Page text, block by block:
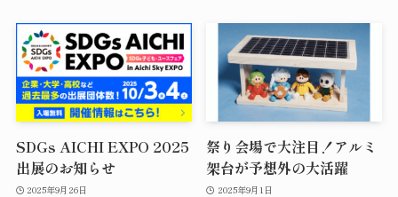
SDGs AICHI EXPO 2025
出展のお知らせ
2025年9月26日
祭り会場で大注目！アルミ
架台が予想外の大活躍
2025年9月1日